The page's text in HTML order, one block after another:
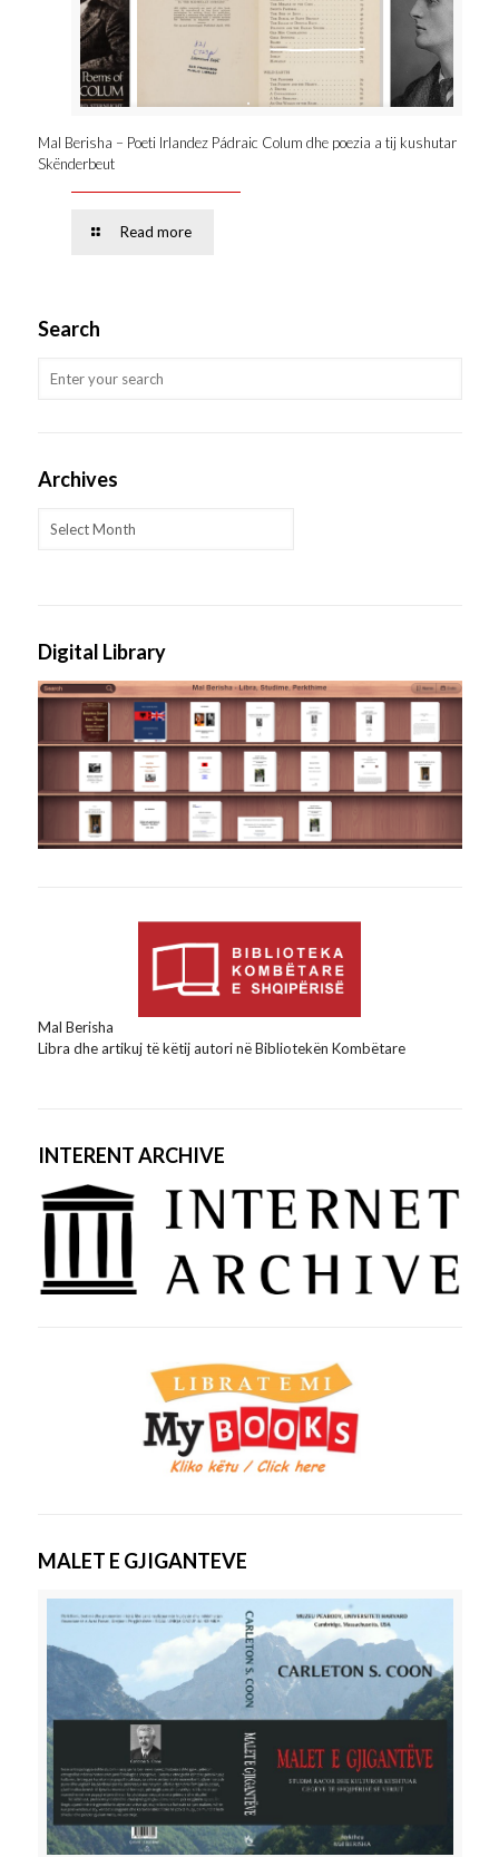
Mal Berisha – Poeti Irlandez Pádraic Colum dhe poezia a tij kushutar
Skënderbeut
Read more
Search
Archives
Digital Library
Mal Berisha
Libra dhe artikuj të këtij autori në Bibliotekën Kombëtare
INTERENT ARCHIVE
MALET E GJIGANTEVE